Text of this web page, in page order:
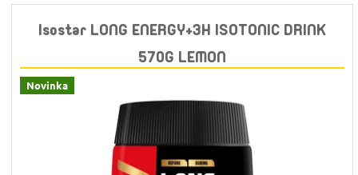
Isostar LONG ENERGY+3H ISOTONIC DRINK
570G LEMON
Novinka